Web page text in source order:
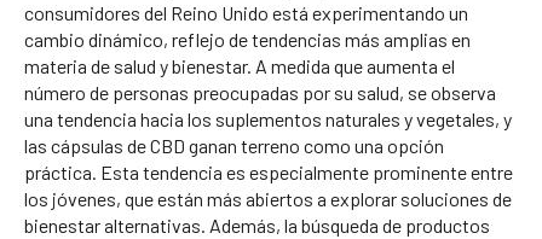
consumidores del Reino Unido está experimentando un
cambio dinámico, reflejo de tendencias más amplias en
materia de salud y bienestar. A medida que aumenta el
número de personas preocupadas por su salud, se observa
una tendencia hacia los suplementos naturales y vegetales, y
las cápsulas de CBD ganan terreno como una opción
práctica. Esta tendencia es especialmente prominente entre
los jóvenes, que están más abiertos a explorar soluciones de
bienestar alternativas. Además, la búsqueda de productos